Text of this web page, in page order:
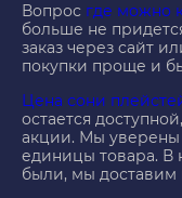
Вопрос где можно
больше не
заказ через сайт
покупки проще и
Цена сони
остается
акции. Мы уверены
единицы товара. В
были, мы доставим